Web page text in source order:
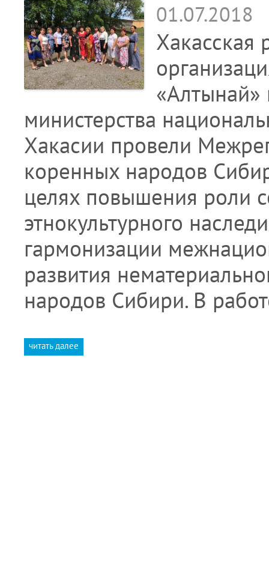
01.07.2018
Хакасская
«Алтынай»
министерства
Хакасии провели
коренных народов
целях повышения роли
этнокультурного
гармонизации
развития
народов Сибири. В
читать далее